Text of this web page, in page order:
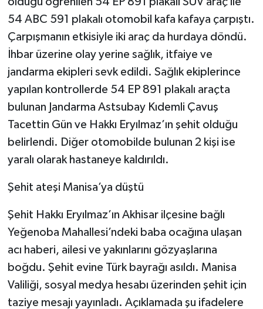
54 ABC 591 plakalı otomobil kafa kafaya çarpıştı.
Çarpışmanın etkisiyle iki araç da hurdaya döndü.
İhbar üzerine olay yerine sağlık, itfaiye ve
jandarma ekipleri sevk edildi. Sağlık ekiplerince
yapılan kontrollerde 54 EP 891 plakalı araçta
bulunan Jandarma Astsubay Kıdemli Çavuş
Tacettin Gün ve Hakkı Eryılmaz’ın şehit olduğu
belirlendi. Diğer otomobilde bulunan 2 kişi ise
yaralı olarak hastaneye kaldırıldı.
Şehit ateşi Manisa’ya düştü
Şehit Hakkı Eryılmaz’ın Akhisar ilçesine bağlı
Yeğenoba Mahallesi’ndeki baba ocağına ulaşan
acı haberi, ailesi ve yakınlarını gözyaşlarına
boğdu. Şehit evine Türk bayrağı asıldı. Manisa
Valiliği, sosyal medya hesabı üzerinden şehit için
taziye mesajı yayınladı. Açıklamada şu ifadelere